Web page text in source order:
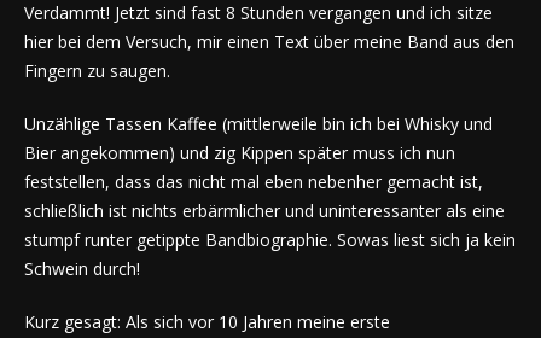
Verdammt! Jetzt sind fast 8 Stunden vergangen und ich sitze
hier bei dem Versuch, mir einen Text über meine Band aus den
Fingern zu saugen.
Unzählige Tassen Kaffee (mittlerweile bin ich bei Whisky und
Bier angekommen) und zig Kippen später muss ich nun
feststellen, dass das nicht mal eben nebenher gemacht ist,
schließlich ist nichts erbärmlicher und uninteressanter als eine
stumpf runter getippte Bandbiographie. Sowas liest sich ja kein
Schwein durch!
Kurz gesagt: Als sich vor 10 Jahren meine erste